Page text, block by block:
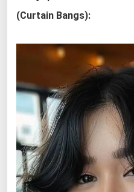
(Curtain Bangs):